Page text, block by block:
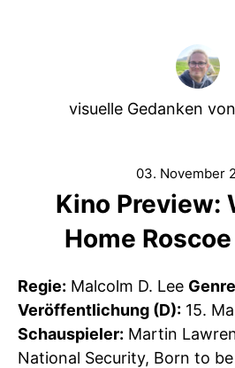
visuelle Gedanken von
03. November
Kino Preview:
Home
Regie: Malcolm D. Lee
Veröffentlichung (D): 15.
Schauspieler: Martin
National Security, Born to